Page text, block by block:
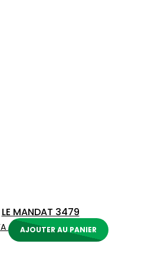
LE MANDAT 3479
AJOUTER AU PANIER